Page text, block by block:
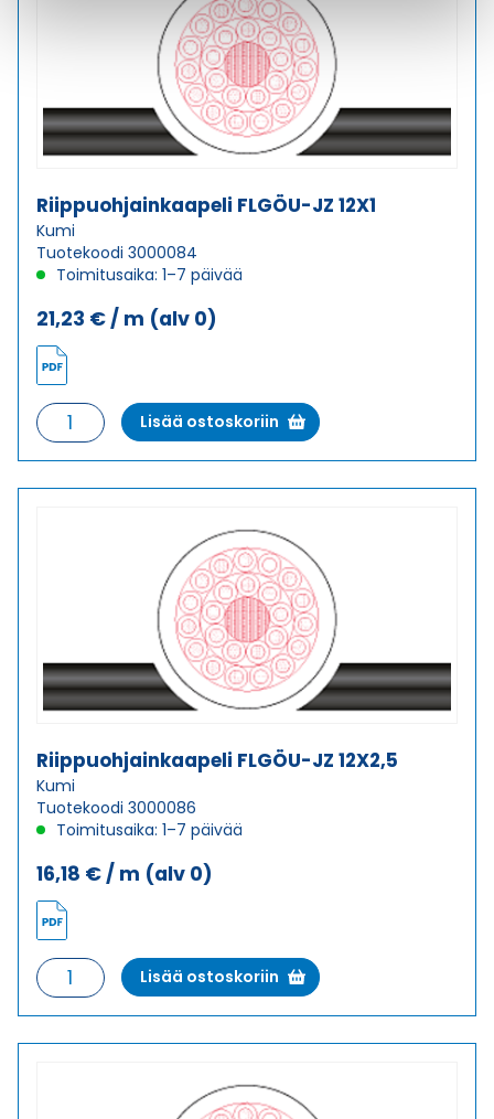
Riippuohjainkaapeli FLGÖU-JZ 12X1
Kumi
Tuotekoodi 3000084
Toimitusaika: 1–7 päivää
21,23 € / m (alv 0)
Riippuohjainkaapeli
FLGÖU-
JZ
Lisää ostoskoriin
Riippuohjainkaapeli FLGÖU-JZ 12X2,5
Kumi
Tuotekoodi 3000086
Toimitusaika: 1–7 päivää
16,18 € / m (alv 0)
Riippuohjainkaapeli
FLGÖU-
JZ
Lisää ostoskoriin